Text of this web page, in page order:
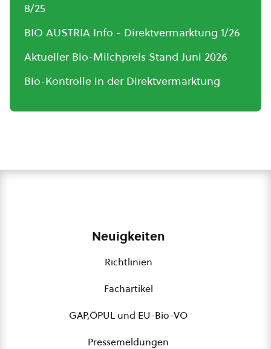
8/25
BIO AUSTRIA Info - Direktvermarktung 1/26
Aktueller Bio-Milchpreis Stand Juni 2026
Bio-Kontrolle in der Direktvermarktung
Neuigkeiten
Richtlinien
Fachartikel
GAP,ÖPUL und EU-Bio-VO
Pressemeldungen